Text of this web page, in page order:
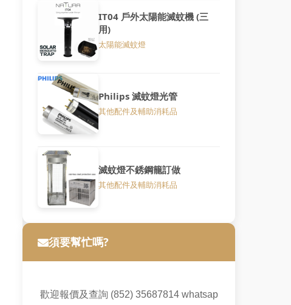
IT04 戶外太陽能滅蚊機 (三
用)
太陽能滅蚊燈
Philips 滅蚊燈光管
其他配件及輔助消耗品
滅蚊燈不銹鋼籠訂做
其他配件及輔助消耗品
須要幫忙嗎?
歡迎報價及查詢 (852) 35687814 whatsap